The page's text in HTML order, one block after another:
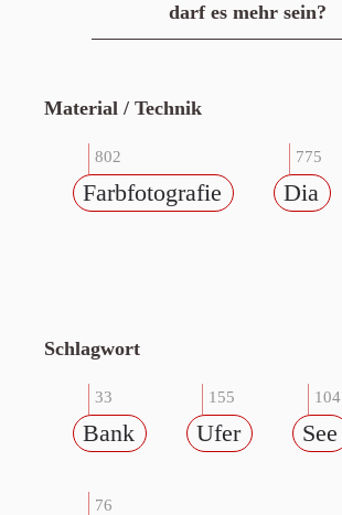
darf es mehr sein?
Material / Technik
802
Farbfotografie
775
Dia
Schlagwort
33
Bank
155
Ufer
104
See
76